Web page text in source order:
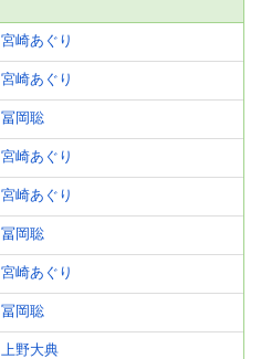
宮崎あぐり
宮崎あぐり
冨岡聡
宮崎あぐり
宮崎あぐり
冨岡聡
宮崎あぐり
冨岡聡
上野大典